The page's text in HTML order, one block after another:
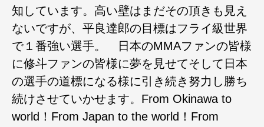
知しています。高い壁はまだその頂きも見え
ないですが、平良達郎の目標はフライ級世界
で１番強い選手。 日本のMMAファンの皆様
に修斗ファンの皆様に夢を見せてそして日本
の選手の道標になる様に引き続き努力し勝ち
続けさせていかせます。From Okinawa to
world！From Japan to the world！From